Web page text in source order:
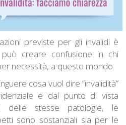
previste per gli invalidi è
creare confusione in chi
necessità, a questo mondo.
cosa vuol dire “invalidità”
e dal punto di vista
delle stesse patologie, le
sono sostanziali sia per le